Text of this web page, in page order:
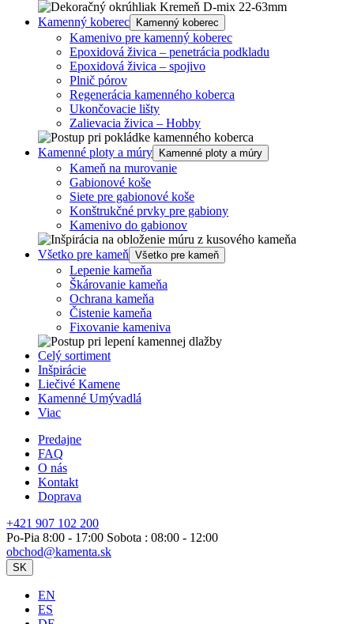
Kamenný koberec Kamenný koberec
Kamenivo pre kamenný koberec
Epoxidová živica – penetrácia podkladu
Epoxidová živica – spojivo
Plnič pórov
Regenerácia kamenného koberca
Ukončovacie lišty
Zalievacia živica – Hobby
Kamenné ploty a múry Kamenné ploty a múry
Kameň na murovanie
Gabionové koše
Siete pre gabionové koše
Konštrukčné prvky pre gabiony
Kamenivo do gabionov
Všetko pre kameň Všetko pre kameň
Lepenie kameňa
Škárovanie kameňa
Ochrana kameňa
Čistenie kameňa
Fixovanie kameniva
Celý sortiment
Inšpirácie
Liečivé Kamene
Kamenné Umývadlá
Viac
Predajne
FAQ
O nás
Kontakt
Doprava
+421 907 102 200
Po-Pia 8:00 - 17:00 Sobota : 08:00 - 12:00
obchod@kamenta.sk
SK
EN
ES